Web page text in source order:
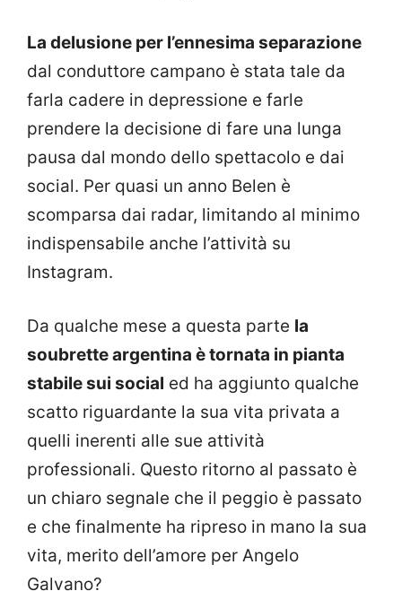
La delusione per l’ennesima separazione
dal conduttore campano è stata tale da
farla cadere in depressione e farle
prendere la decisione di fare una lunga
pausa dal mondo dello spettacolo e dai
social. Per quasi un anno Belen è
scomparsa dai radar, limitando al minimo
indispensabile anche l’attività su
Instagram.
Da qualche mese a questa parte la
soubrette argentina è tornata in pianta
stabile sui social ed ha aggiunto qualche
scatto riguardante la sua vita privata a
quelli inerenti alle sue attività
professionali. Questo ritorno al passato è
un chiaro segnale che il peggio è passato
e che finalmente ha ripreso in mano la sua
vita, merito dell’amore per Angelo
Galvano?